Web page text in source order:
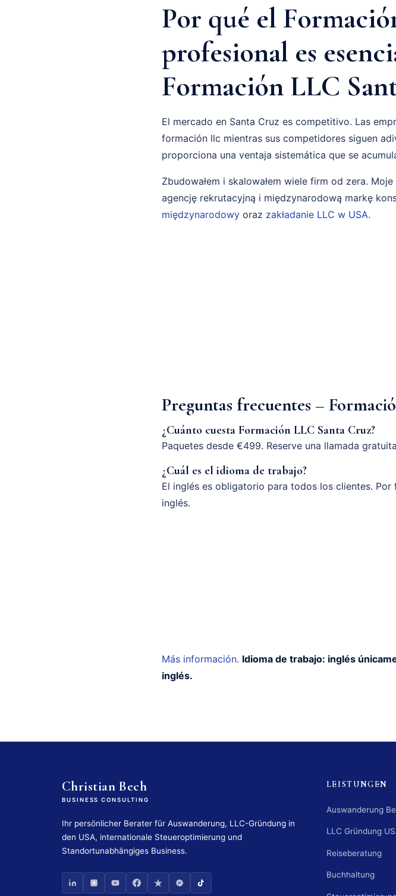
Por qué el
profesional es
Formación LLC
El mercado en Santa Cruz es competitivo. Las
formación llc mientras sus competidores siguen
proporciona una ventaja sistemática que se
Zbudowałem i skalowałem wiele firm od zera.
agencję rekrutacyjną i międzynarodową markę
międzynarodowy oraz zakładanie LLC w USA.
Preguntas frecuentes –
¿Cuánto cuesta Formación LLC Santa Cruz?
Paquetes desde €499. Reserve una llamada
¿Cuál es el idioma de trabajo?
El inglés es obligatorio para todos los clientes.
inglés.
Más información. Idioma de trabajo: inglés
inglés.
Christian Bech
BUSINESS CONSULTING
Ihr persönlicher Berater für Auswanderung, LLC-Gründung in
den USA, internationale Steueroptimierung und
Standortunabhängiges Business.
LEISTUNGEN
Auswanderung
LLC Gründung
Reiseberatung
Buchhaltung